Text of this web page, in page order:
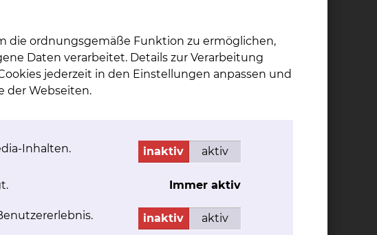
Prof. Dr. An­dre­as
Braunschweig
Fax: +49 531 595 1465
die ordnungsgemäße Funktion zu ermöglichen,
Daten verarbeitet. Details zur Verarbeitung
jederzeit in den Einstellungen anpassen und
der Webseiten.
Inhalten. inaktiv aktiv
Immer aktiv
inaktiv aktiv